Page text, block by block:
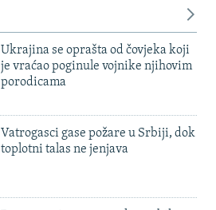
Ukrajina se oprašta od čovjeka koji
je vraćao poginule vojnike njihovim
porodicama
Vatrogasci gase požare u Srbiji, dok
toplotni talas ne jenjava